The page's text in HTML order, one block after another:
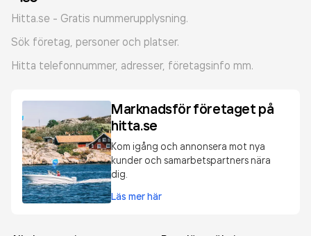
Hitta.se - Gratis nummerupplysning.
Sök företag, personer och platser.
Hitta telefonnummer, adresser, företagsinfo mm.
Marknadsför företaget på
hitta.se
Kom igång och annonsera mot nya
kunder och samarbetspartners nära
dig.
Läs mer här